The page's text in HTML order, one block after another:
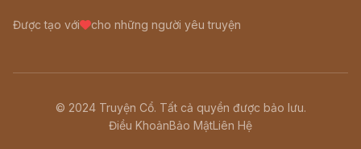
Được tạo với cho những người yêu truyện
© 2024 Truyện Cổ. Tất cả quyền được bảo lưu.
Điều KhoảnBảo MậtLiên Hệ